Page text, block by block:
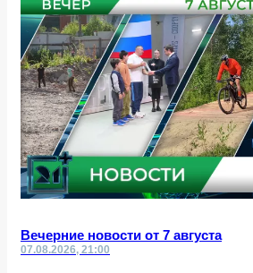
Вечерние новости от 7 августа
07.08.2026, 21:00